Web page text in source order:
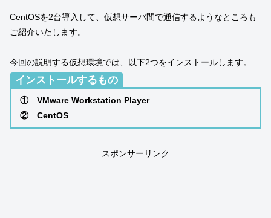
CentOSを2台導入して、仮想サーバ間で通信するようなところも
ご紹介いたします。
今回の説明する仮想環境では、以下2つをインストールします。
インストールするもの
① VMware Workstation Player
② CentOS
スポンサーリンク